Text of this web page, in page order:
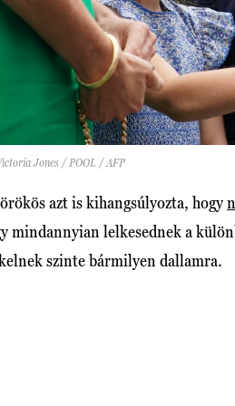
Jones / POOL / AFP
azt is kihangsúlyozta, hogy
mindannyian lelkesednek a
szinte bármilyen dallamra.